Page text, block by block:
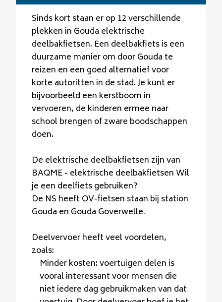
Sinds kort staan er op 12 verschillende
plekken in Gouda elektrische
deelbakfietsen. Een deelbakfiets is een
duurzame manier om door Gouda te
reizen en een goed alternatief voor
korte autoritten in de stad. Je kunt er
bijvoorbeeld een kerstboom in
vervoeren, de kinderen ermee naar
school brengen of zware boodschappen
doen.
De elektrische deelbakfietsen zijn van
BAQME - elektrische deelbakfietsen Wil
je een deelfiets gebruiken?
De NS heeft OV-fietsen staan bij station
Gouda en Gouda Goverwelle.
Deelvervoer heeft veel voordelen,
zoals:
Minder kosten: voertuigen delen is
vooral interessant voor mensen die
niet iedere dag gebruikmaken van dat